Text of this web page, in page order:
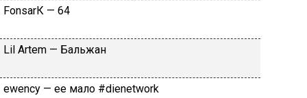
FоnsаrК — 64
Lil Аrtеm — Бaльжaн
​еwеnсy — ee мaлo #dienetwork